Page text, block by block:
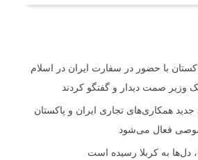
با حضور در سفارت ایران در اسلام
وزیر صمت دیدار و گفتگو کردند
همکاری‌های تجاری ایران و پاکستان
فعال می‌شود
دل‌ها به کربلا رسیده است